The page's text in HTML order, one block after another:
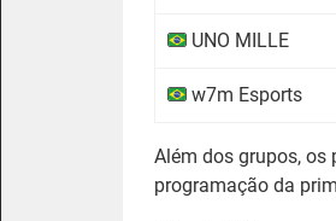
UNO MILLE
w7m Esports
Além dos grupos,
programação da